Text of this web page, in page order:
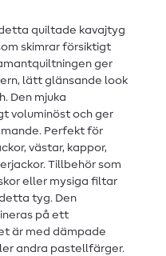
quiltade kavajtyg
skimrar försiktigt
ger
lätt glänsande look
Den mjuka
voluminöst och ger
Perfekt för
västar, kappor,
Tillbehör som
eller mysiga filtar
tyg. Den
på ett
är med dämpade
andra pastellfärger.